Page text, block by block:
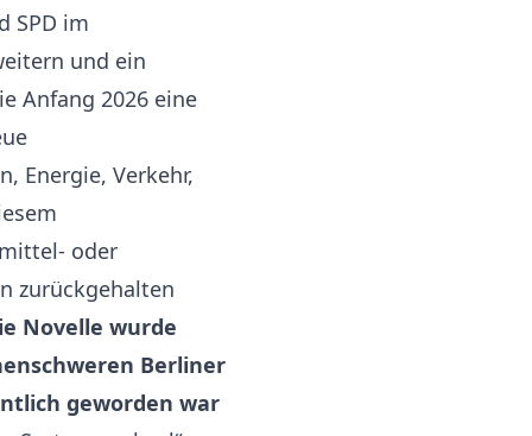
SPD im
und ein
Anfang 2026 eine
Energie, Verkehr,
oder
zurückgehalten
Novelle wurde
Berliner
geworden war